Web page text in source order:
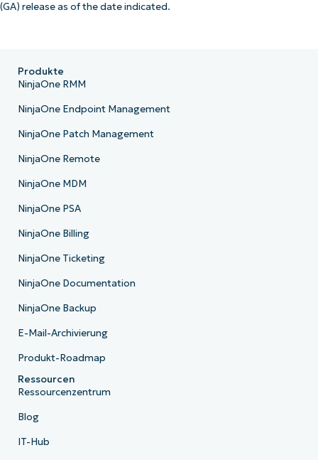
(GA) release as of the date indicated.
Produkte
NinjaOne RMM
NinjaOne Endpoint Management
NinjaOne Patch Management
NinjaOne Remote
NinjaOne MDM
NinjaOne PSA
NinjaOne Billing
NinjaOne Ticketing
NinjaOne Documentation
NinjaOne Backup
E-Mail-Archivierung
Produkt-Roadmap
Ressourcen
Ressourcenzentrum
Blog
IT-Hub